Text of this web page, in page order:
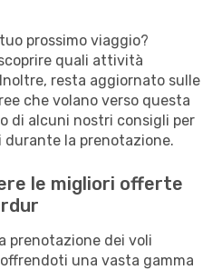
prossimo viaggio?
quali attività
resta aggiornato sulle
che volano verso questa
di alcuni nostri consigli per
la prenotazione.
le migliori offerte
prenotazione dei voli
una vasta gamma